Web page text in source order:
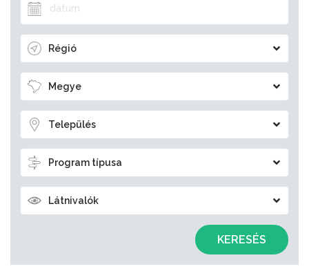
Régió
Megye
Település
Program típusa
Látnivalók
KERESÉS